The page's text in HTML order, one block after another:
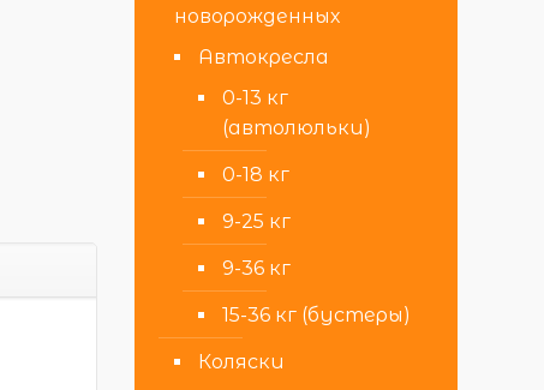
новорожденных
Автокресла
0-13 кг
(автолюльки)
0-18 кг
9-25 кг
9-36 кг
15-36 кг (бустеры)
Коляски